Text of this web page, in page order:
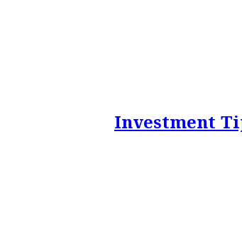
Investment